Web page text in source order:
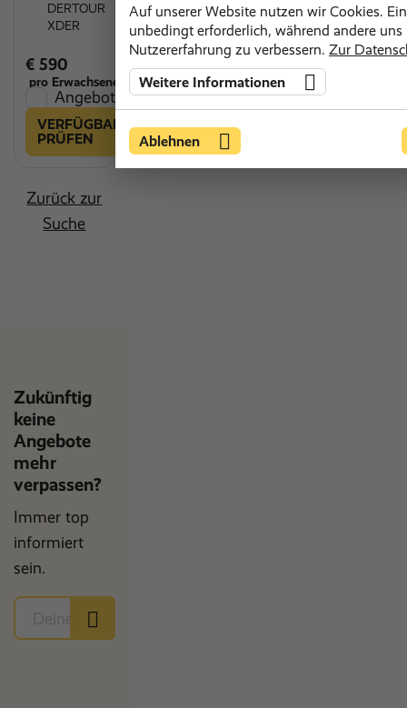
DERTOUR
XDER
€ 590
pro Erwachsenen
Angebot vergleichen
VERFÜGBARKEIT
PRÜFEN
Zurück zur
Suche
Zukünftig
keine
Angebote
mehr
verpassen?
Immer top
informiert
sein.
Auf unserer Website nutzen wir Cookies.
unbedingt erforderlich, während andere uns
Nutzererfahrung zu verbessern. Zur
Weitere Informationen
Ablehnen